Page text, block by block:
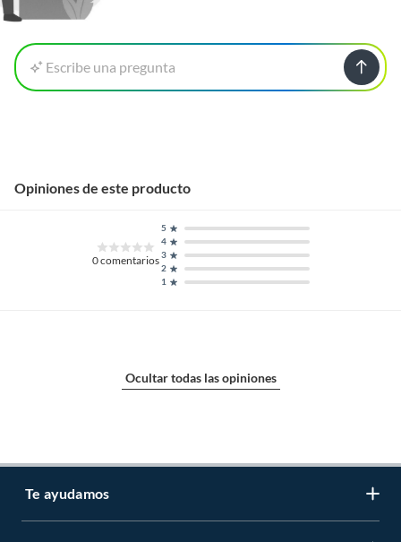
Escribe una pregunta
Opiniones de este producto
0comentarios
1
2
3
4
5
Ocultar todas las opiniones
Te ayudamos